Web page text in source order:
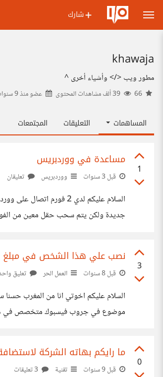
شارك
khawaja
مطور ويب </> وأشياء أخرى ^
عضو منذ9 سنوات
المساهمات التعليقات المجتمعات
1
مساعدة في ووردبريس
قبل 3 سنوات ووردبريس تعليقان
السلام عليكم لدي 2
جديدة ولكن يتم سحب حقل معين من
3
نصب علي هذا الشخص في مبلغ 80 دولار، ماذا يمكنني ان افعل ؟
قبل 8 سنوات العمل الحر تعليق
السلام عليكم اخوتي انا من المغرب
0
ما رايكم بهاته الشركة
قبل 9 سنوات تقنية